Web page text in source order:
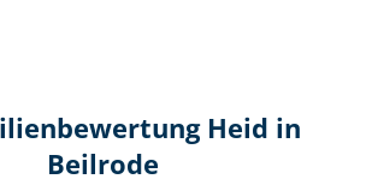
Heid in
Beilrode